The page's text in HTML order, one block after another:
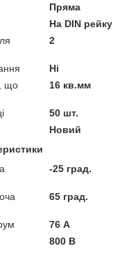
Пряма
На DIN рейку
2
Ні
що
16 кв.мм
50 шт.
Новий
-25 град.
65 град.
76 А
800 В